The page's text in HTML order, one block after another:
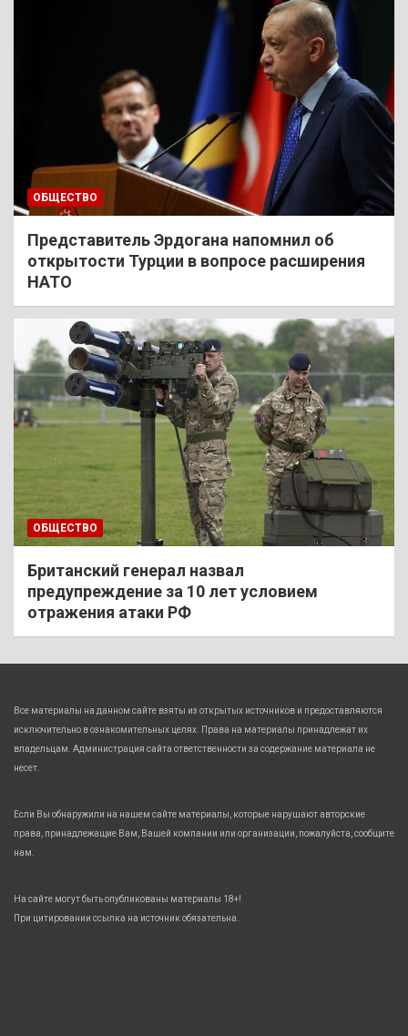
ОБЩЕСТВО
Представитель Эрдогана напомнил об
открытости Турции в вопросе расширения
НАТО
ОБЩЕСТВО
Британский генерал назвал
предупреждение за 10 лет условием
отражения атаки РФ
Все материалы на данном сайте взяты из открытых источников и предоставляются
исключительно в ознакомительных целях. Права на материалы принадлежат их
владельцам. Администрация сайта ответственности за содержание материала не
несет.
Если Вы обнаружили на нашем сайте материалы, которые нарушают авторские
права, принадлежащие Вам, Вашей компании или организации, пожалуйста, сообщите
нам.
На сайте могут быть опубликованы материалы 18+!
При цитировании ссылка на источник обязательна.